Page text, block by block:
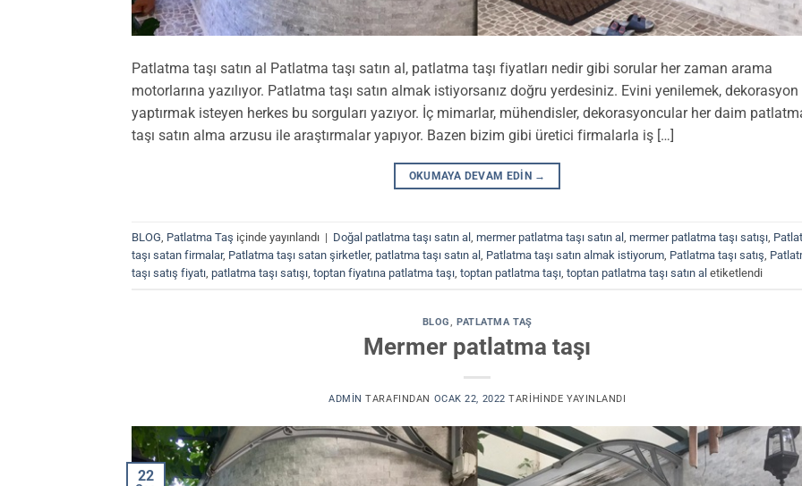
Patlatma taşı satın al Patlatma taşı satın al, patlatma taşı fiyatları nedir gibi sorular her zaman arama
motorlarına yazılıyor. Patlatma taşı satın almak istiyorsanız doğru yerdesiniz. Evini yenilemek, dekorasyon
yaptırmak isteyen herkes bu sorguları yazıyor. İç mimarlar, mühendisler, dekorasyoncular her daim
taşı satın alma arzusu ile araştırmalar yapıyor. Bazen bizim gibi üretici firmalarla iş […]
OKUMAYA DEVAM EDIN →
BLOG Patlatma Taş içinde yayınlandı | Doğal patlatma taşı satın al mermer patlatma taşı satın al mermer patlatma taşı satışı
taşı satan firmalar, Patlatma taşı satan şirketler, patlatma taşı satın al Patlatma taşı satın almak istiyorum Patlatma taşı satış
taşı satış fiyatı patlatma taşı satışı toptan fiyatına patlatma taşı toptan patlatma taşı toptan patlatma taşı satın al etiketlendi
BLOG, PATLATMA TAŞ
Mermer patlatma taşı
ADMIN TARAFINDAN OCAK 22, 2022 TARIHINDE YAYINLANDI
22